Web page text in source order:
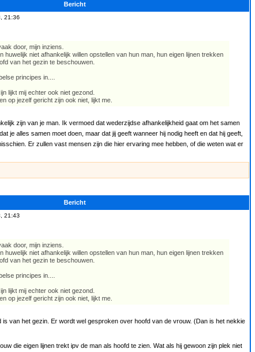
Bericht
21:36
door, mijn inziens.
huwelijk niet afhankelijk willen opstellen van hun man, hun eigen lijnen trekken
van het gezin te beschouwen.
principes in....
lijkt mij echter ook niet gezond.
op jezelf gericht zijn ook niet, lijkt me.
zijn van je man. Ik vermoed dat wederzijdse afhankelijkheid gaat om het samen
je alles samen moet doen, maar dat jij geeft wanneer hij nodig heeft en dat hij geeft,
Er zullen vast mensen zijn die hier ervaring mee hebben, of die weten wat er
Bericht
21:43
door, mijn inziens.
huwelijk niet afhankelijk willen opstellen van hun man, hun eigen lijnen trekken
van het gezin te beschouwen.
principes in....
lijkt mij echter ook niet gezond.
op jezelf gericht zijn ook niet, lijkt me.
is van het gezin. Er wordt wel gesproken over hoofd van de vrouw. (Dan is het nekkie
die eigen lijnen trekt ipv de man als hoofd te zien. Wat als hij gewoon zijn plek niet